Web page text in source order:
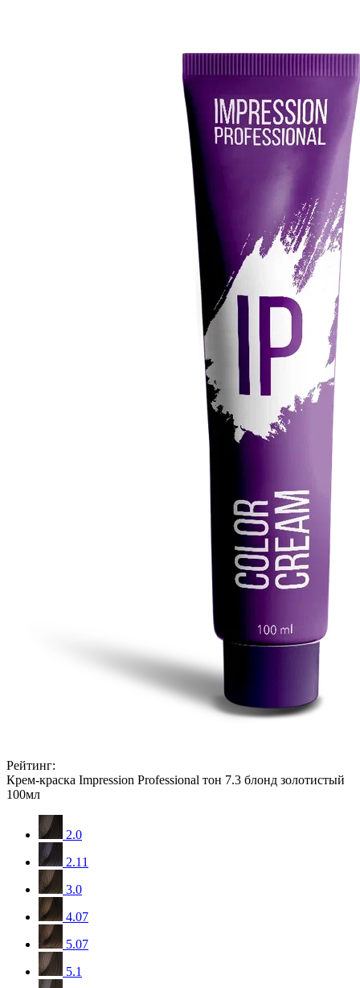
Рейтинг:
Крем-краска Impression Professional тон 7.3 блонд золотистый
100мл
2.0
2.11
3.0
4.07
5.07
5.1